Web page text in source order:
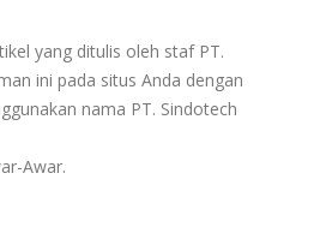
yang ditulis oleh staf PT.
ini pada situs Anda dengan
nama PT. Sindotech
Awar.